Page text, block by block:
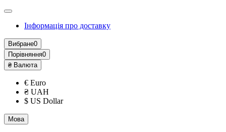
Інформація про доставку
Вибране0
Порівняння0
₴ Валюта
€ Euro
₴ UAH
$ US Dollar
Мова